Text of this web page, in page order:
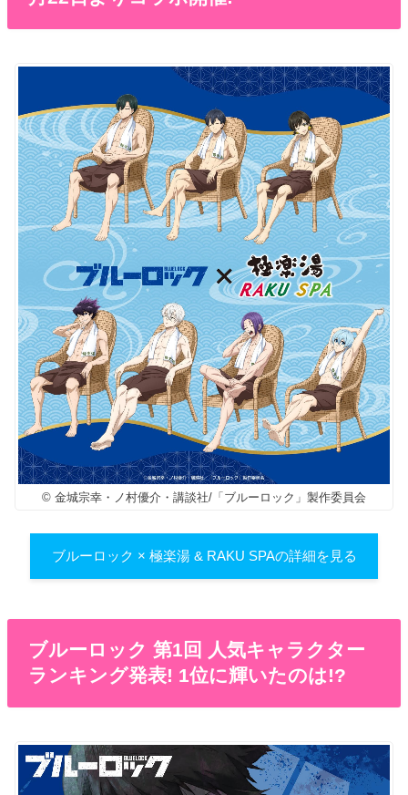
© 金城宗幸・ノ村優介・講談社/「ブルーロック」製作委員会
ブルーロック × 極楽湯 & RAKU SPAの詳細を見る
ブルーロック 第1回 人気キャラクター
ランキング発表! 1位に輝いたのは!?